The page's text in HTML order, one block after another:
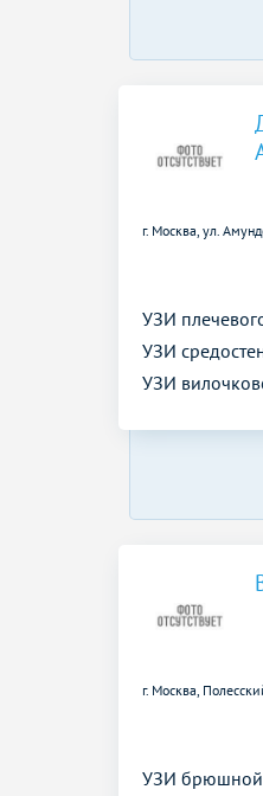
г. Москва, ул.
УЗИ
УЗИ
УЗИ
г. Москва,
УЗИ брюшной